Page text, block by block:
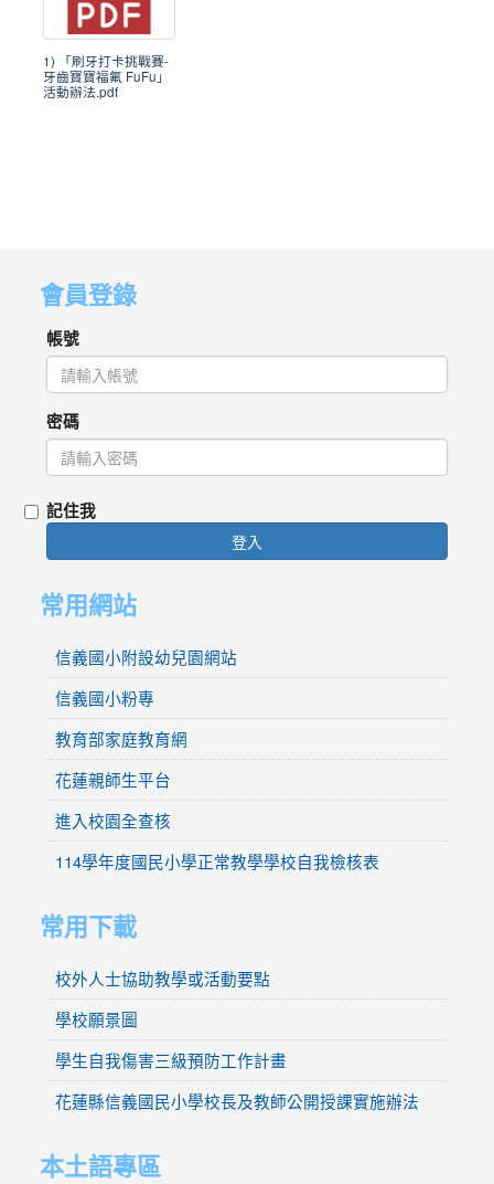
1) 「刷牙打卡挑戰賽-
牙齒寶寶福氟 FuFu」
活動辦法.pdf
會員登錄
帳號
密碼
記住我
登入
常用網站
信義國小附設幼兒園網站
信義國小粉專
教育部家庭教育網
花蓮親師生平台
進入校園全查核
114學年度國民小學正常教學學校自我檢核表
常用下載
校外人士協助教學或活動要點
學校願景圖
學生自我傷害三級預防工作計畫
花蓮縣信義國民小學校長及教師公開授課實施辦法
本土語專區